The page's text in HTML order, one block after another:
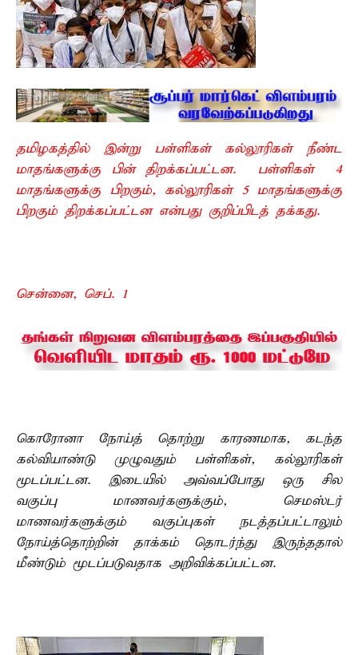
தமிழகத்தில் இன்று பள்ளிகள் கல்லூரிகள் நீண்ட
மாதங்களுக்கு பின் திறக்கப்பட்டன. பள்ளிகள் 4
மாதங்களுக்கு பிறகும், கல்லூரிகள் 5 மாதங்களுக்கு
பிறகும் திறக்கப்பட்டன என்பது குறிப்பிடத் தக்கது.
சென்னை, செப். 1 –
கொரோனா நோய்த் தொற்று காரணமாக, கடந்த
கல்வியாண்டு முழுவதும் பள்ளிகள், கல்லூரிகள்
மூடப்பட்டன. இடையில் அவ்வப்போது ஒரு சில
வகுப்பு மாணவர்களுக்கும், செமஸ்டர்
மாணவர்களுக்கும் வகுப்புகள் நடத்தப்பட்டாலும்
நோய்த்தொற்றின் தாக்கம் தொடர்ந்து இருந்ததால்
மீண்டும் மூடப்படுவதாக அறிவிக்கப்பட்டன.